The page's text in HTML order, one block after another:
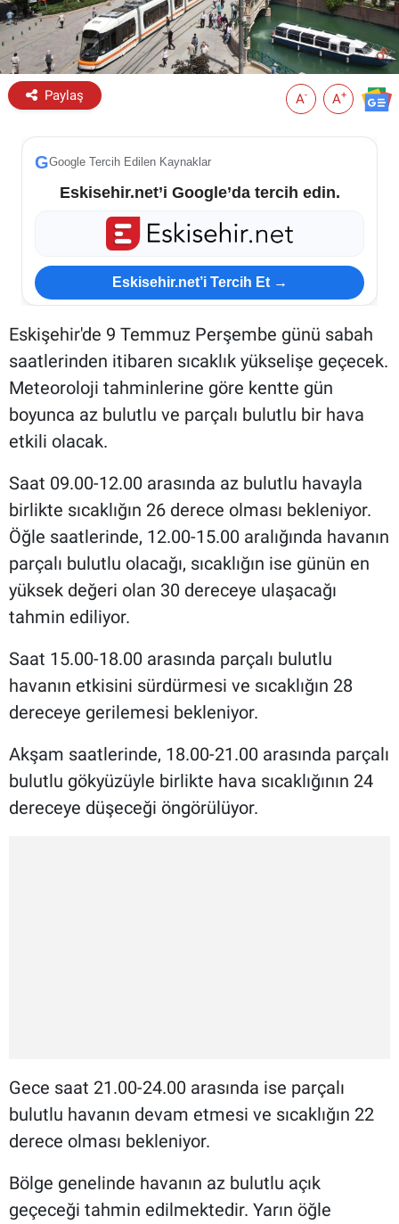
Paylaş A- A+
GGoogle Tercih Edilen Kaynaklar
Eskisehir.net’i Google’da tercih edin.
Eskisehir.net’i Tercih Et →
Eskişehir'de 9 Temmuz Perşembe günü sabah
saatlerinden itibaren sıcaklık yükselişe geçecek.
Meteoroloji tahminlerine göre kentte gün
boyunca az bulutlu ve parçalı bulutlu bir hava
etkili olacak.
Saat 09.00-12.00 arasında az bulutlu havayla
birlikte sıcaklığın 26 derece olması bekleniyor.
Öğle saatlerinde, 12.00-15.00 aralığında havanın
parçalı bulutlu olacağı, sıcaklığın ise günün en
yüksek değeri olan 30 dereceye ulaşacağı
tahmin ediliyor.
Saat 15.00-18.00 arasında parçalı bulutlu
havanın etkisini sürdürmesi ve sıcaklığın 28
dereceye gerilemesi bekleniyor.
Akşam saatlerinde, 18.00-21.00 arasında parçalı
bulutlu gökyüzüyle birlikte hava sıcaklığının 24
dereceye düşeceği öngörülüyor.
Gece saat 21.00-24.00 arasında ise parçalı
bulutlu havanın devam etmesi ve sıcaklığın 22
derece olması bekleniyor.
Bölge genelinde havanın az bulutlu açık
geçeceği tahmin edilmektedir. Yarın öğle
Eskişehir Otobüs Saatleri